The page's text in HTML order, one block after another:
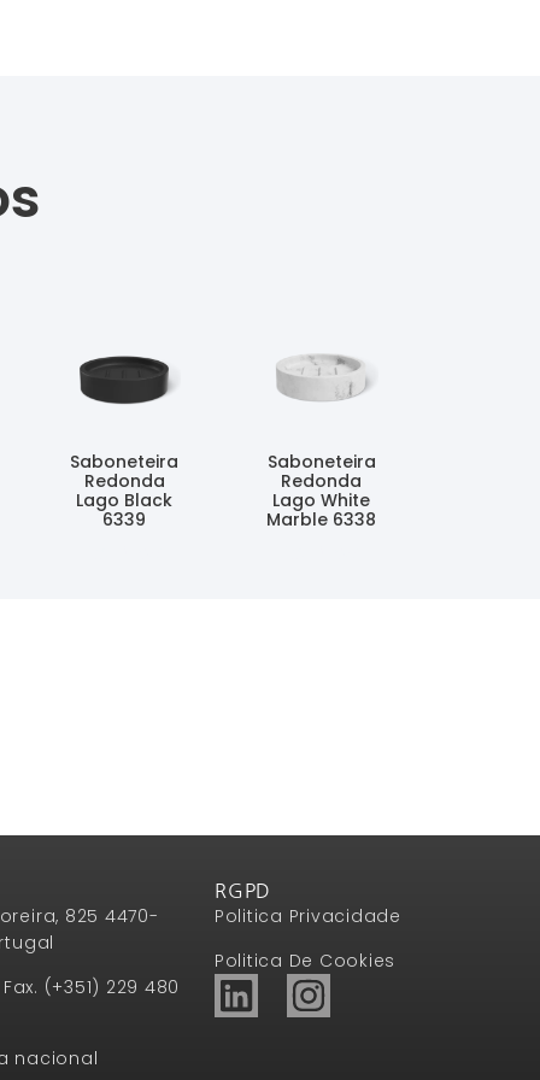
Saboneteira
Redonda
Lago Black
6339
Saboneteira
Redonda
Lago White
Marble 6338
825 4470-
(+351) 229 480
nacional
RGPD
Politica Privacidade
Politica De Cookies